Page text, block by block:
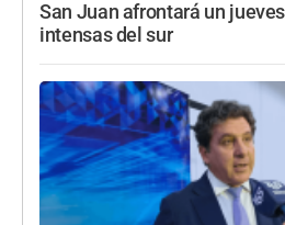
San Juan afrontará un
intensas del sur